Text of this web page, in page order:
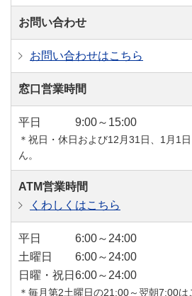
お問い合わせ
お問い合わせはこちら
窓口営業時間
平日 9:00～15:00
＊祝日・休日および12月31日、1月1
ん。
ATM営業時間
くわしくはこちら
平日
6:00～24:00
土曜日
6:00～24:00
日曜・祝日 6:00～24:00
＊毎月第2土曜日の21:00～翌朝7:00は